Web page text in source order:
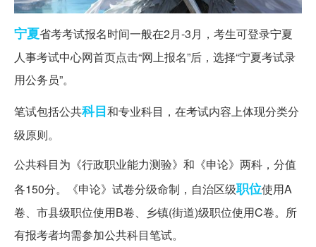
宁夏省考考试报名时间一般在2月-3月，考生可登录宁夏
人事考试中心网首页点击“网上报名”后，选择“宁夏考试录
用公务员”。
笔试包括公共科目和专业科目，在考试内容上体现分类分
级原则。
公共科目为《行政职业能力测验》和《申论》两科，分值
各150分。《申论》试卷分级命制，自治区级职位使用A
卷、市县级职位使用B卷、乡镇(街道)级职位使用C卷。所
有报考者均需参加公共科目笔试。